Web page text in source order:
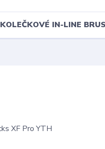
KOLEČKOVÉ IN-LINE